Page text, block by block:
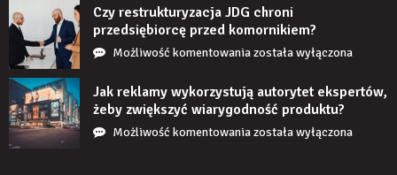
stanie,
jeśli
przez
czas
nie
uzupełnię
braku
Czy restrukturyzacja JDG chroni
przedsiębiorcę przed komornikiem?
Możliwość komentowaniaCzy
JDG
chroni
przedsiębiorcę
została wyłączona
Jak reklamy wykorzystują autorytet ekspertów,
żeby zwiększyć wiarygodność produktu?
Możliwość komentowaniaJak
została wyłączona